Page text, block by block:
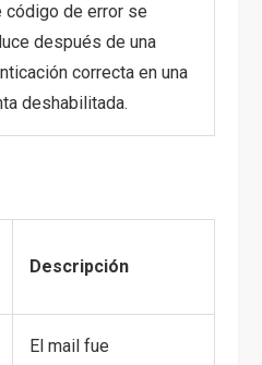
código de error se
después de una
correcta en una
deshabilitada.
Descripción
El mail fue